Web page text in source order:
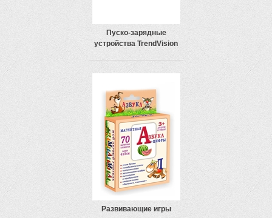
Пуско-зарядные
устройства TrendVision
Развивающие игры